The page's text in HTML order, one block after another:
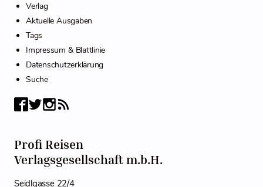
Verlag
Aktuelle Ausgaben
Tags
Impressum & Blattlinie
Datenschutzerklärung
Suche
Profi Reisen
Verlagsgesellschaft m.b.H.
Seidlgasse 22/4